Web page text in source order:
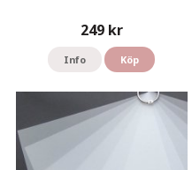
249 kr
Info Köp